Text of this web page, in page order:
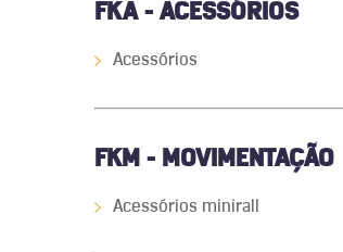
FKA - ACESSÓRIOS
Acessórios
FKM - MOVIMENTAÇÃO
Acessórios minirall